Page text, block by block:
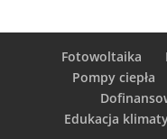
Fotowoltaika
Pompy ciepła
Edukacja